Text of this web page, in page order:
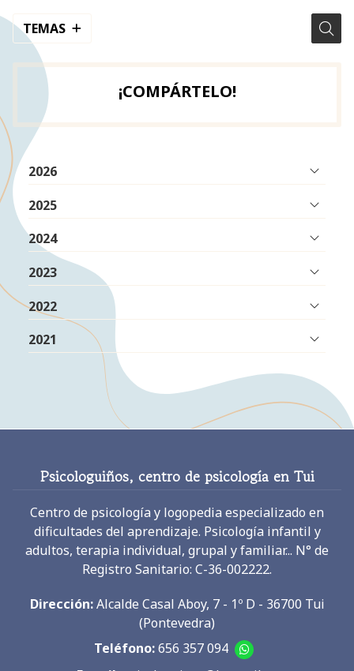
TEMAS
¡COMPÁRTELO!
2026
2025
2024
2023
2022
2021
Psicologuiños, centro de psicología en Tui
Centro de psicología y logopedia especializado en
dificultades del aprendizaje. Psicología infantil y
adultos, terapia individual, grupal y familiar... N° de
Registro Sanitario: C-36-002222.
Dirección: Alcalde Casal Aboy, 7 - 1º D - 36700 Tui
(Pontevedra)
Teléfono:656 357 094